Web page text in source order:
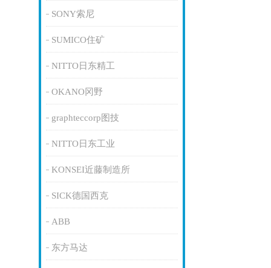
SONY索尼
SUMICO住矿
NITTO日东精工
OKANO冈野
graphteccorp图技
NITTO日东工业
KONSEI近藤制造所
SICK德国西克
ABB
东方马达